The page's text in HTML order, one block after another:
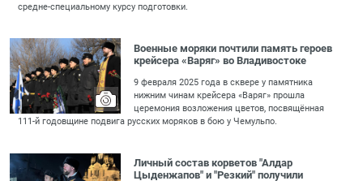
средне-специальному курсу подготовки.
Военные моряки почтили память героев
крейсера «Варяг» во Владивостоке
9 февраля 2025 года в сквере у памятника
нижним чинам крейсера «Варяг» прошла
церемония возложения цветов, посвящённая
111-й годовщине подвига русских моряков в бою у Чемульпо.
Личный состав корветов "Алдар
Цыденжапов" и "Резкий" получили